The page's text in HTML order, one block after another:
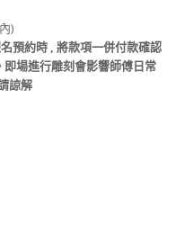
)
預約時 , 將款項一併付款確認
場進行雕刻會影響師傅日常
諒解